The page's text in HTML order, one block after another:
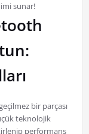
sunar!
bir parçası
teknolojik
performans